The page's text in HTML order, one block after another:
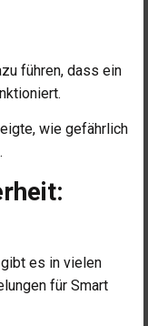
führen, dass ein
wie gefährlich
es in vielen
für Smart